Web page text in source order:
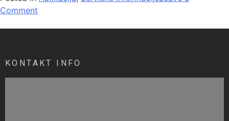
Comment
KONTAKT INFO